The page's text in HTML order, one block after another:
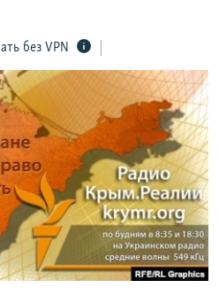
ИСТОРИЙ СОПРОТИВЛЕНИЯ
без VPN